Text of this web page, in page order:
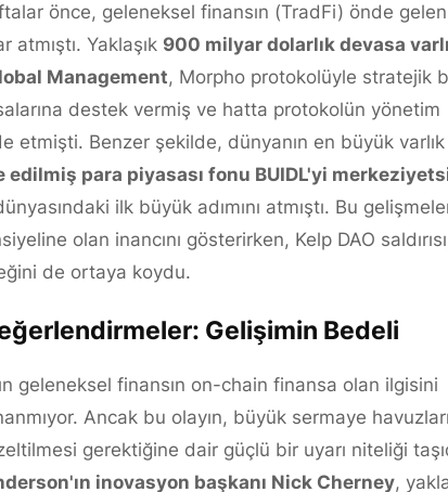
önce, geleneksel finansın (TradFi) önde gelen
atmıştı. Yaklaşık 900 milyar dolarlık devasa
Management, Morpho protokolüyle stratejik
destek vermiş ve hatta protokolün yönetim
etmişti. Benzer şekilde, dünyanın en büyük varlık
edilmiş para piyasası fonu BUIDL'yi
ilk büyük adımını atmıştı. Bu
olan inancını gösterirken, Kelp DAO
de ortaya koydu.
Gelişimin Bedeli
geleneksel finansın on-chain finansa olan ilgisini
Ancak bu olayın, büyük sermaye
gerektiğine dair güçlü bir uyarı niteliği
inovasyon başkanı Nick Cherney,